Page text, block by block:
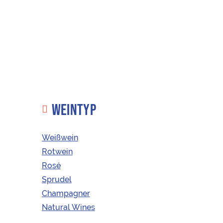
Riesling Ried
Hochrain
ÖSTERREICHISCHE WEINE
WEINTYP
Weißwein
Rotwein
Rosé
Sprudel
Champagner
Natural Wines